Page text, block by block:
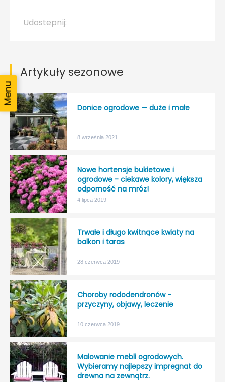
Udostepnij:
Artykuły sezonowe
Donice ogrodowe — duże i małe
8 września 2021
Nowe hortensje bukietowe i
ogrodowe - ciekawe kolory, większa
odporność na mróz!
4 lipca 2019
Trwałe i długo kwitnące kwiaty na
balkon i taras
28 czerwca 2019
Choroby rododendronów -
przyczyny, objawy, leczenie
10 czerwca 2019
Malowanie mebli ogrodowych.
Wybieramy najlepszy impregnat do
drewna na zewnątrz.